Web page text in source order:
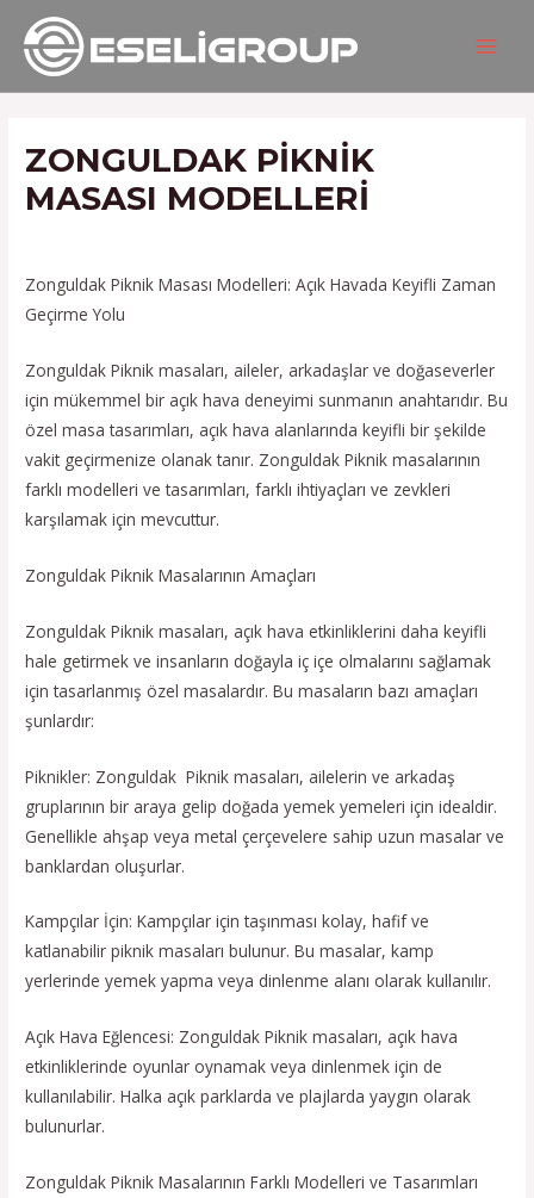
İçeriğe
atla
ZONGULDAK PIKNIK
MASASI MODELLERI
Zonguldak Piknik Masası Modelleri: Açık Havada Keyifli Zaman
Geçirme Yolu
Zonguldak Piknik masaları, aileler, arkadaşlar ve doğaseverler
için mükemmel bir açık hava deneyimi sunmanın anahtarıdır. Bu
özel masa tasarımları, açık hava alanlarında keyifli bir şekilde
vakit geçirmenize olanak tanır. Zonguldak Piknik masalarının
farklı modelleri ve tasarımları, farklı ihtiyaçları ve zevkleri
karşılamak için mevcuttur.
Zonguldak Piknik Masalarının Amaçları
Zonguldak Piknik masaları, açık hava etkinliklerini daha keyifli
hale getirmek ve insanların doğayla iç içe olmalarını sağlamak
için tasarlanmış özel masalardır. Bu masaların bazı amaçları
şunlardır:
Piknikler: Zonguldak Piknik masaları, ailelerin ve arkadaş
gruplarının bir araya gelip doğada yemek yemeleri için idealdir.
Genellikle ahşap veya metal çerçevelere sahip uzun masalar ve
banklardan oluşurlar.
Kampçılar İçin: Kampçılar için taşınması kolay, hafif ve
katlanabilir piknik masaları bulunur. Bu masalar, kamp
yerlerinde yemek yapma veya dinlenme alanı olarak kullanılır.
Açık Hava Eğlencesi: Zonguldak Piknik masaları, açık hava
etkinliklerinde oyunlar oynamak veya dinlenmek için de
kullanılabilir. Halka açık parklarda ve plajlarda yaygın olarak
bulunurlar.
Zonguldak Piknik Masalarının Farklı Modelleri ve Tasarımları
Yazı
gezinmesi